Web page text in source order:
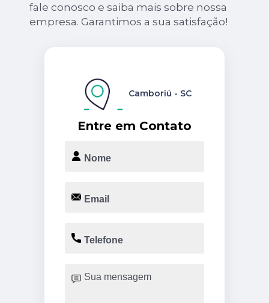
fale conosco e saiba mais sobre nossa
empresa. Garantimos a sua satisfação!
Entre em Contato
Camboriú - SC